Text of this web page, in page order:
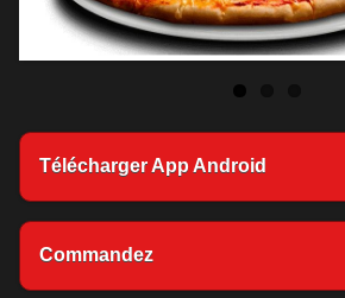
Télécharger App Android
Commandez